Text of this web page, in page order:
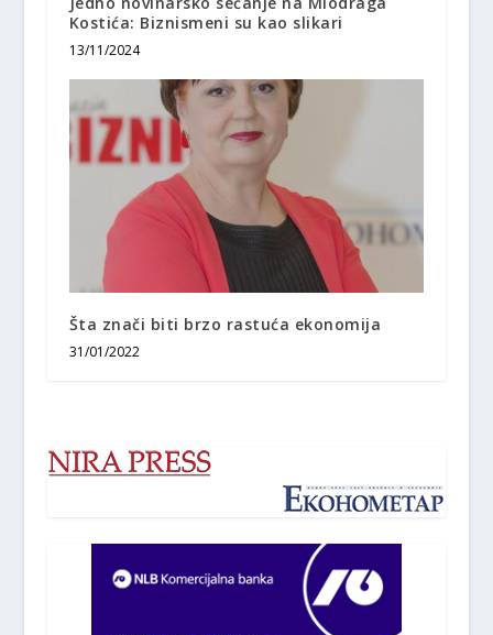
Kostića: Biznismeni su kao slikari
13/11/2024
Šta znači biti brzo rastuća ekonomija
31/01/2022